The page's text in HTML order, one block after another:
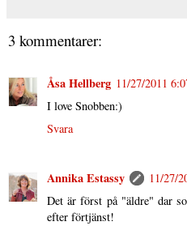
3 kommentarer:
Åsa Hellberg 11/27/2011
I love Snobben:)
Svara
Annika Estassy
11/27/
Det är först på "äldre" dar
efter förtjänst!